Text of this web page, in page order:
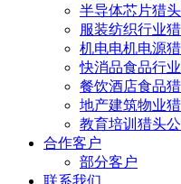
半导体芯片猎
服装纺织行业
机电电机电源
快消品食品行
餐饮酒店食品
地产建筑物业
教育培训猎头公
合作客户
部分客户
联系我们